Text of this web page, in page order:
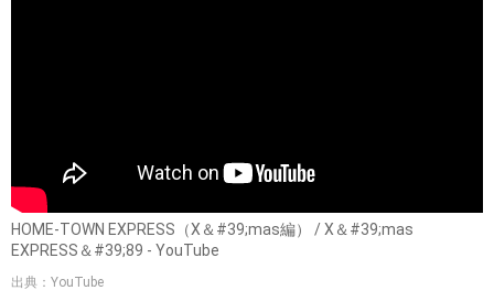
HOME-TOWN EXPRESS（X＆#39;mas編） / X＆#39;mas
EXPRESS＆#39;89 - YouTube
出典：YouTube